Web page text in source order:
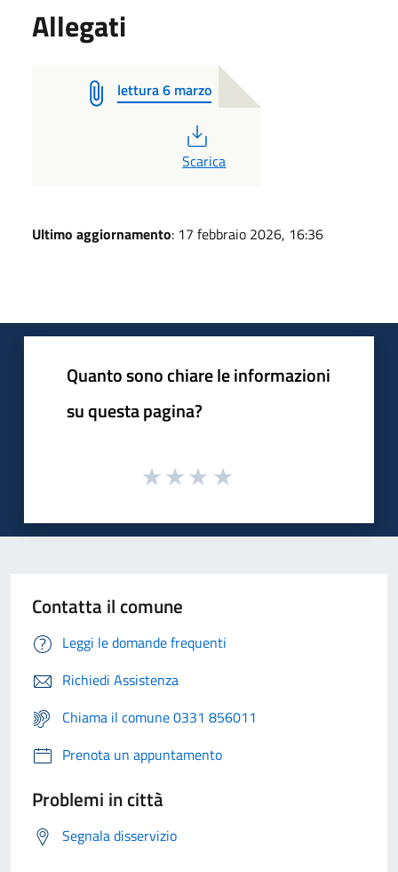
Allegati
lettura 6 marzo
PDF
Scarica
Ultimo aggiornamento: 17 febbraio 2026, 16:36
Quanto sono chiare le informazioni
su questa pagina?
Contatta il comune
Leggi le domande frequenti
Richiedi Assistenza
Chiama il comune 0331 856011
Prenota un appuntamento
Problemi in città
Segnala disservizio